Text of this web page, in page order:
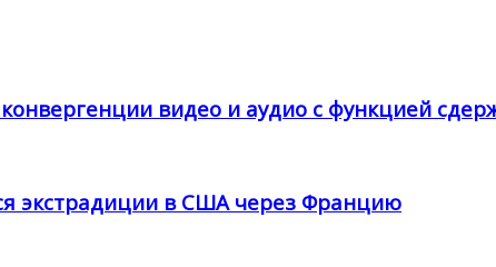
видео и аудио с функцией
экстрадиции в США через Францию